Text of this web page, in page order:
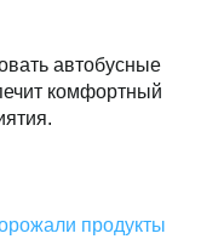
автобусные
комфортный
продукты